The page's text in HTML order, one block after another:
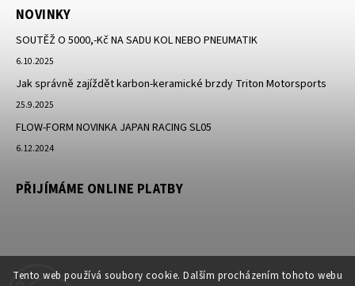
Tento web používá soubory cookie. Dalším procházením tohoto webu
NOVINKY
SOUTĚŽ O 5000,-Kč NA SADU KOL NEBO PNEUMATIK
6.10.2025
Jak správně zajíždět karbon-keramické brzdy Triton Motorsports
25.9.2025
FLOW-FORM NOVINKA JAPAN RACING SL05
6.12.2024
PŘIJÍMÁME ONLINE PLATBY